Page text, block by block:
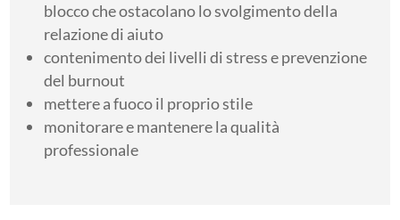
blocco che ostacolano lo svolgimento della
relazione di aiuto
contenimento dei livelli di stress e prevenzione
del burnout
mettere a fuoco il proprio stile
monitorare e mantenere la qualità
professionale